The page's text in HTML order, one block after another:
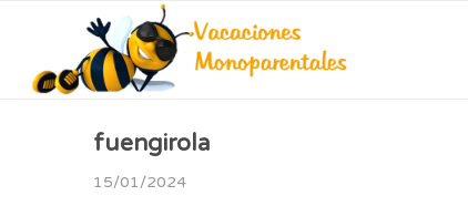
fuengirola
15/01/2024